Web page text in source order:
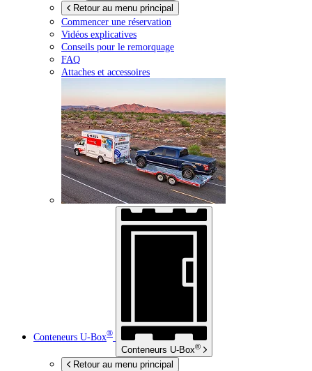
Retour au menu principal
Commencer une réservation
Vidéos explicatives
Conseils pour le remorquage
FAQ
Attaches et accessoires
Conteneurs U-Box®
Conteneurs U-Box®
Retour au menu principal